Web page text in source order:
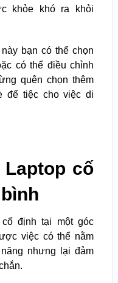
khỏe khó ra khỏi
bạn có thể chọn
có thể điều chỉnh
quên chọn thêm
để tiệc cho việc di
cố
định tại một góc
việc có thể nằm
nhưng lại đảm